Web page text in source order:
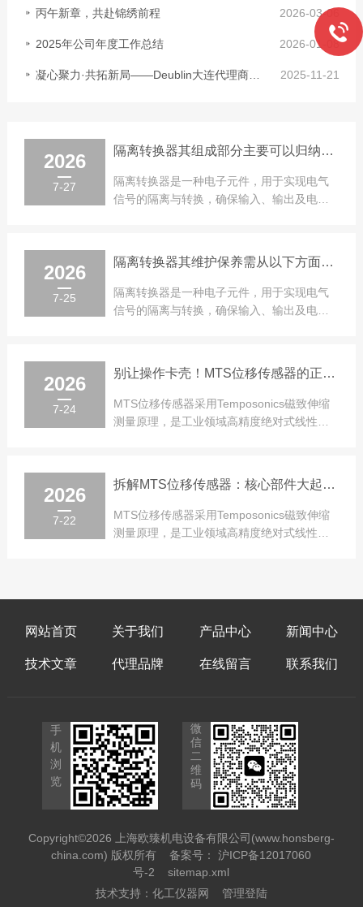
丙午新章，共赴锦绣前程
2026-03-06
2025年公司年度工作总结 2026-01-08
凝心聚力·共拓新局——Deublin大连代理商会议圆满召开 2025-11-21
2026
7-27
隔离转换器其组成部分主要可以归纳为以下几个核心模块
隔离转换器是一种电子元件，用于实现电气
信号的隔离与转换，确保输入、输出及电源
2026
7-25
隔离转换器其维护保养需从以下方面入手
隔离转换器是一种电子元件，用于实现电气
信号的隔离与转换，确保输入、输出及电源
2026
7-24
别让操作卡壳！MTS位移传感器的正确打开方式，速收
MTS位移传感器采用Temposonics磁致伸缩
测量原理，是工业领域高精度绝对式线性位
2026
7-22
拆解MTS位移传感器：核心部件大起底，每一个都藏着关键奥妙！
MTS位移传感器采用Temposonics磁致伸缩
测量原理，是工业领域高精度绝对式线性位
网站首页 关于我们 产品中心 新闻中心
技术文章 代理品牌 在线留言 联系我们
手
机
浏
览
微
信
二
维
码
Copyright©2026 上海欧臻机电设备有限公司(www.honsberg-
china.com) 版权所有备案号： 沪ICP备12017060
号-2
sitemap.xml
技术支持： 化工仪器网 管理登陆